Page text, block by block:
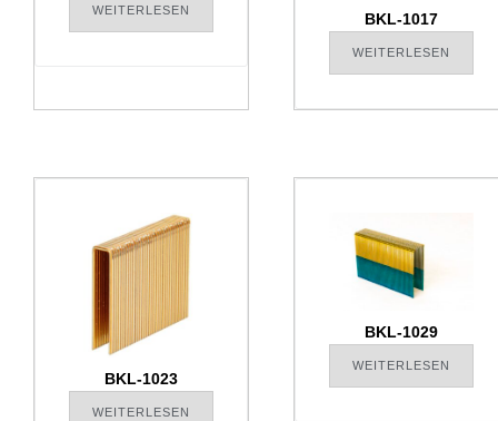
WEITERLESEN
BKL-1017
WEITERLESEN
BKL-1023
WEITERLESEN
BKL-1029
WEITERLESEN